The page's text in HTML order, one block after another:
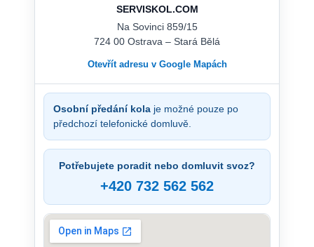
SERVISKOL.COM
Na Sovinci 859/15
724 00 Ostrava – Stará Bělá
Otevřít adresu v Google Mapách
Osobní předání kola je možné pouze po
předchozí telefonické domluvě.
Potřebujete poradit nebo domluvit svoz?
+420 732 562 562